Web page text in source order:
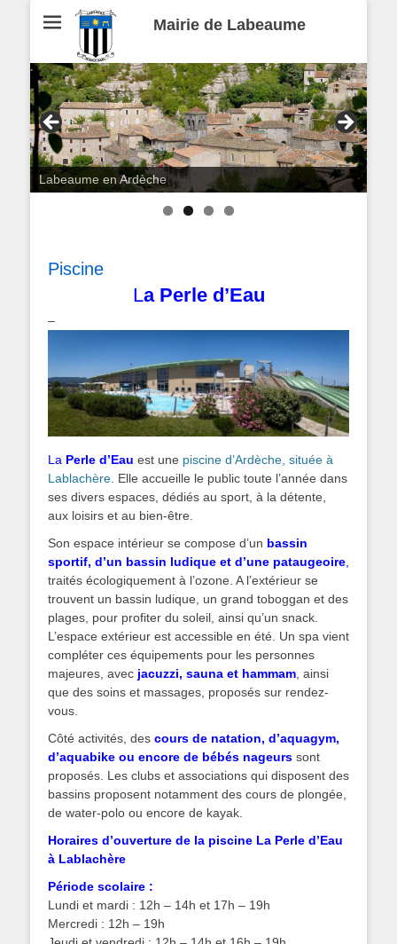
Mairie de Labeaume
Labeaume en Ardèche
Piscine
La Perle d’Eau
–
La Perle d’Eau est une piscine d’Ardèche, située à
Lablachère . Elle accueille le public toute l’année dans
ses divers espaces, dédiés au sport, à la détente,
aux loisirs et au bien-être.
Son espace intérieur se compose d’un bassin
sportif, d’un bassin ludique et d’une pataugeoire
traités écologiquement à l’ozone. A l’extérieur se
trouvent un bassin ludique, un grand toboggan et des
plages, pour profiter du soleil, ainsi qu’un snack.
L’espace extérieur est accessible en été. Un spa vient
compléter ces équipements pour les personnes
majeures, avec jacuzzi, sauna et hammam , ainsi
que des soins et massages, proposés sur rendez-
vous.
Côté activités, des cours de natation, d’aquagym,
d’aquabike ou encore de bébés nageurs sont
proposés. Les clubs et associations qui disposent des
bassins proposent notamment des cours de plongée,
de water-polo ou encore de kayak.
Horaires d’ouverture de la piscine La Perle d’Eau
à Lablachère
Période scolaire :
Lundi et mardi : 12h – 14h et 17h – 19h
Mercredi : 12h – 19h